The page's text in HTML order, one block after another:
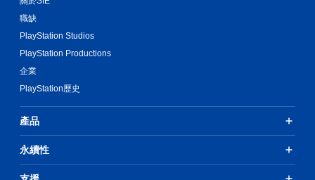
職缺
PlayStation Studios
PlayStation Productions
企業
PlayStation歷史
產品
永續性